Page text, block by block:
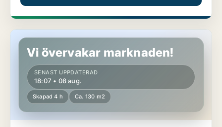
Lokaler i Sankt Pölten, Niederösterreich
Vi övervakar marknaden!
SENAST UPPDATERAD
18:07 • 08 aug.
Skapad 4 h Ca. 130 m2